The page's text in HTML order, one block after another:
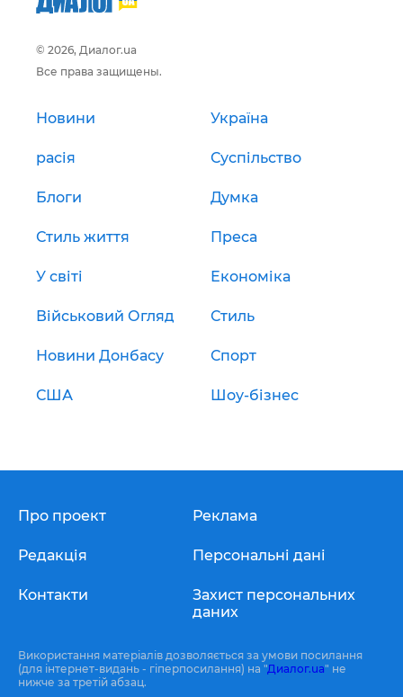
© 2026, Диалог.ua
Все права защищены.
Новини Україна
расія Суспільство
Блоги Думка
Стиль життя Преса
У світі Економіка
Військовий Огляд Стиль
Новини Донбасу Спорт
США Шоу-бізнес
Про проект
Редакція
Контакти
Реклама
Персональні дані
Захист персональних
даних
Використання матеріалів дозволяється за умови посилання
(для інтернет-видань - гіперпосилання) на "Диалог.ua" не
нижче за третій абзац.